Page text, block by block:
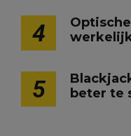
4
5
beter te